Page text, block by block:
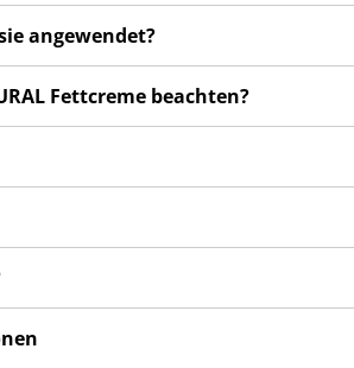
angewendet?
Fettcreme beachten?